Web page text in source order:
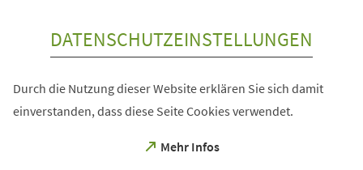
DATENSCHUTZEINSTELLUNGEN
Durch die Nutzung dieser Website erklären Sie sich damit
einverstanden, dass diese Seite Cookies verwendet.
Mehr Infos
(Öffnet